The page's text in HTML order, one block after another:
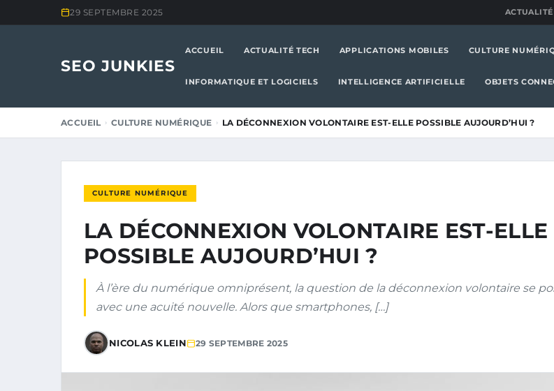
29 SEPTEMBRE 2025
SEO JUNKIES
ACCUEIL ACTUALITÉ TECH APPLICATIONS MOBILES CULTURE
INFORMATIQUE ET LOGICIELS INTELLIGENCE ARTIFICIELLE OBJETS
ACCUEIL CULTURE NUMÉRIQUE LA DÉCONNEXION VOLONTAIRE EST-ELLE POSSIBLE AUJOURD’HUI ?
CULTURE NUMÉRIQUE
LA DÉCONNEXION VOLONTAIRE EST-ELLE
POSSIBLE AUJOURD’HUI ?
À l’ère du numérique omniprésent, la question de la déconnexion volontaire se
avec une acuité nouvelle. Alors que smartphones, […]
NICOLAS KLEIN 29 SEPTEMBRE 2025